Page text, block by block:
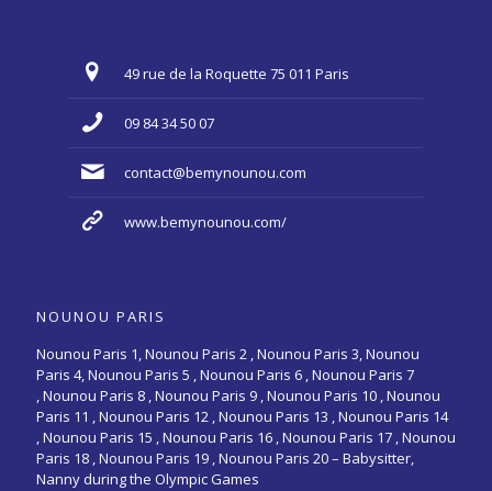
49 rue de la Roquette 75 011 Paris
09 84 34 50 07
contact@bemynounou.com
www.bemynounou.com/
NOUNOU PARIS
Nounou Paris 1,Nounou Paris 2 ,Nounou Paris 3,Nounou
Paris 4,Nounou Paris 5 ,Nounou Paris 6 ,Nounou Paris 7
,Nounou Paris 8 ,Nounou Paris 9 ,Nounou Paris 10 ,Nounou
Paris 11 ,Nounou Paris 12 ,Nounou Paris 13 ,Nounou Paris 14
,Nounou Paris 15 ,Nounou Paris 16 , Nounou Paris 17 , Nounou
Paris 18 , Nounou Paris 19 , Nounou Paris 20 – Babysitter,
Nanny during the Olympic Games